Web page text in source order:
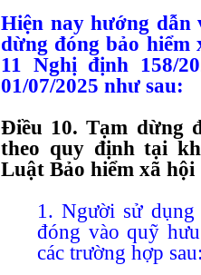
Hiện nay hướng
dừng đóng bảo
11 Nghị định 158/
01/07/2025 như sau:
Điều 10. Tạm dừng
theo quy định tại
Luật Bảo hiểm xã hội
1. Người sử
đóng vào quỹ
các trường hợp